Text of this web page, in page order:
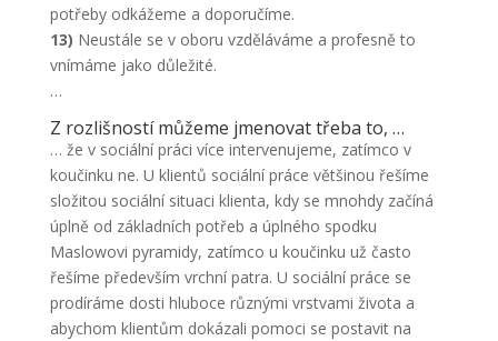
potřeby odkážeme a doporučíme.
13) Neustále se v oboru vzděláváme a profesně to
vnímáme jako důležité.
…
Z rozlišností můžeme jmenovat třeba to, …
… že v sociální práci více intervenujeme, zatímco v
koučinku ne. U klientů sociální práce většinou řešíme
složitou sociální situaci klienta, kdy se mnohdy začíná
úplně od základních potřeb a úplného spodku
Maslowovi pyramidy, zatímco u koučinku už často
řešíme především vrchní patra. U sociální práce se
prodíráme dosti hluboce různými vrstvami života a
abychom klientům dokázali pomoci se postavit na
základě
toho, jak
se
používají.
Uživatelská
zkušenost
Aby naše
webové
stránky
fungovaly
při vaší